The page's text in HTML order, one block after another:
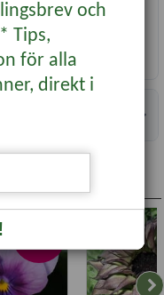
och
Tips,
för alla
direkt i